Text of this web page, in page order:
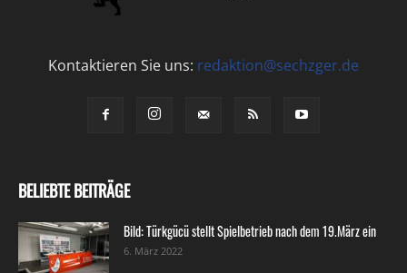
Kontaktieren Sie uns: redaktion@sechzger.de
BELIEBTE BEITRÄGE
Bild: Türkgücü stellt Spielbetrieb nach dem 19.März ein
6. März 2022